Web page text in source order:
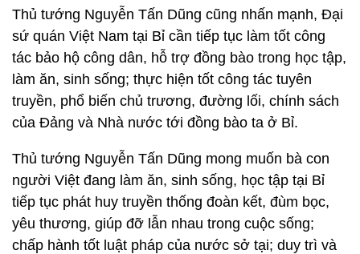
Thủ tướng Nguyễn Tấn Dũng cũng nhấn mạnh, Đại
sứ quán Việt Nam tại Bỉ cần tiếp tục làm tốt công
tác bảo hộ công dân, hỗ trợ đồng bào trong học tập,
làm ăn, sinh sống; thực hiện tốt công tác tuyên
truyền, phổ biến chủ trương, đường lối, chính sách
của Đảng và Nhà nước tới đồng bào ta ở Bỉ.
Thủ tướng Nguyễn Tấn Dũng mong muốn bà con
người Việt đang làm ăn, sinh sống, học tập tại Bỉ
tiếp tục phát huy truyền thống đoàn kết, đùm bọc,
yêu thương, giúp đỡ lẫn nhau trong cuộc sống;
chấp hành tốt luật pháp của nước sở tại; duy trì và